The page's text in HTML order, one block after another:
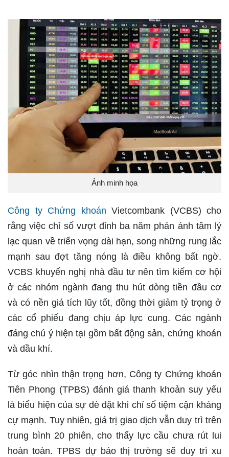
Ảnh minh họa
Công ty Chứng khoán Vietcombank (VCBS) cho
rằng việc chỉ số vượt đỉnh ba năm phản ánh tâm lý
lạc quan về triển vọng dài hạn, song những rung lắc
mạnh sau đợt tăng nóng là điều không bất ngờ.
VCBS khuyến nghị nhà đầu tư nên tìm kiếm cơ hội
ở các nhóm ngành đang thu hút dòng tiền đầu cơ
và có nền giá tích lũy tốt, đồng thời giảm tỷ trọng ở
các cổ phiếu đang chịu áp lực cung. Các ngành
đáng chú ý hiện tại gồm bất động sản, chứng khoán
và dầu khí.
Từ góc nhìn thận trọng hơn, Công ty Chứng khoán
Tiên Phong (TPBS) đánh giá thanh khoản suy yếu
là biểu hiện của sự dè dặt khi chỉ số tiệm cận kháng
cự mạnh. Tuy nhiên, giá trị giao dịch vẫn duy trì trên
trung bình 20 phiên, cho thấy lực cầu chưa rút lui
hoàn toàn. TPBS dự báo thị trường sẽ duy trì xu